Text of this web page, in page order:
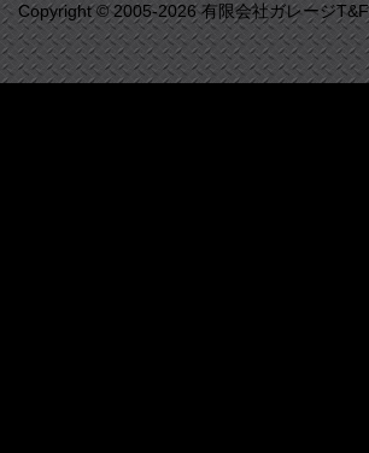
Copyright © 2005-2026 有限会社ガレージ